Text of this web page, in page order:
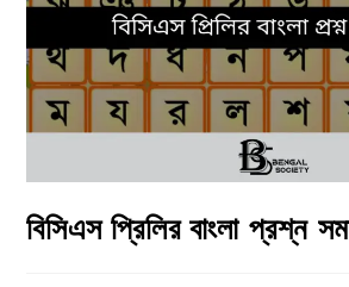
বিসিএস প্রিলির বাংলা প্রশ্ন